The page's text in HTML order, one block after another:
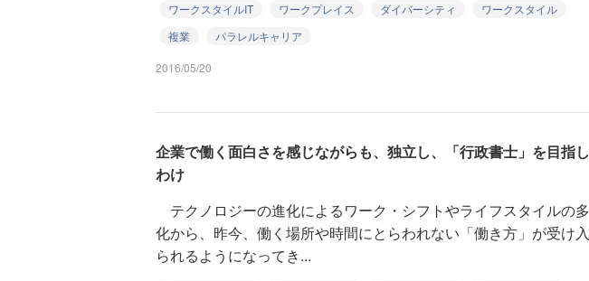
ワークスタイルIT ワークプレイス ダイバーシティ
ワークスタイル
複業
パラレルキャリア
2016/05/20
企業で働く面白さを感じながらも、独立し、「行政書士」を目指
わけ
テクノロジーの進化によるワーク・シフトやライフスタイルの
化から、昨今、働く場所や時間にとらわれない「働き方」が受け
られるようになってき...